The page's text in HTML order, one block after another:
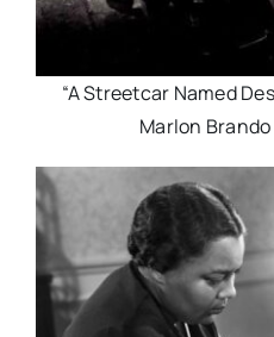
“A Streetcar Named
Marlon